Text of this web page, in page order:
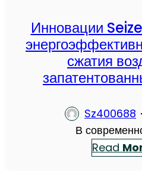
Инновации
сжатия
Sz400688
В
Read